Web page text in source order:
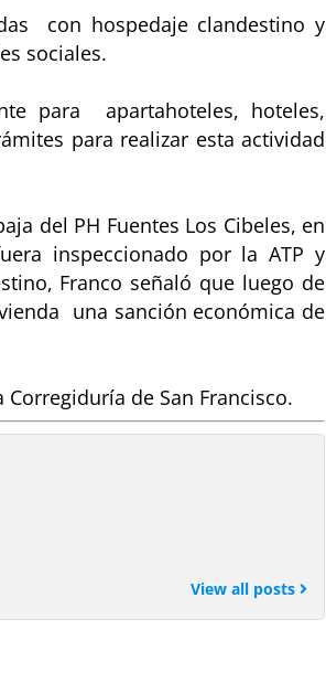
con hospedaje clandestino y
sociales.
para apartahoteles, hoteles,
para realizar esta actividad
del PH Fuentes Los Cibeles, en
inspeccionado por la ATP y
Franco señaló que luego de
una sanción económica de
de San Francisco.
View all posts